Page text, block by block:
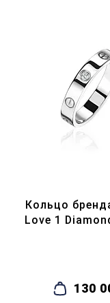
Кольцо
Love 1
130